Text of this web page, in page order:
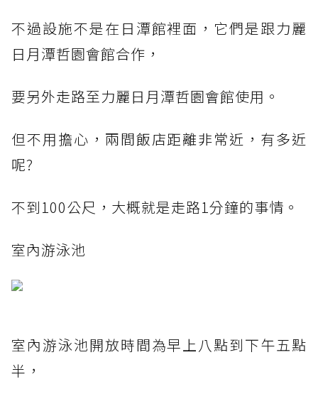
不過設施不是在日潭館裡面，它們是跟力麗
日月潭哲園會館合作，
要另外走路至力麗日月潭哲園會館使用。
但不用擔心，兩間飯店距離非常近，有多近
呢?
不到100公尺，大概就是走路1分鐘的事情。
室內游泳池
室內游泳池開放時間為早上八點到下午五點
半，